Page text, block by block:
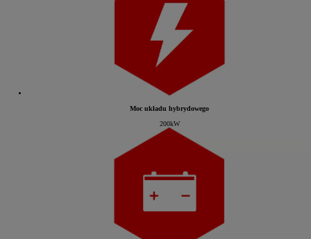
Moc układu hybrydowego
200kW